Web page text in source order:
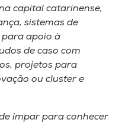
capital catarinense,
sistemas de
para apoio à
de caso com
projetos para
ou cluster e
ímpar para conhecer